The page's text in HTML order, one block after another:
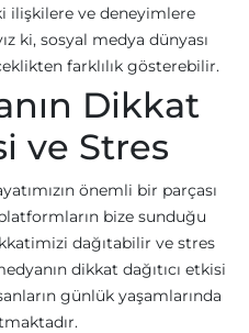
ilişkilere ve deneyimlere
ki, sosyal medya dünyası
farklılık gösterebilir.
Dikkat
ve Stres
önemli bir parçası
bize sunduğu
dağıtabilir ve stres
dikkat dağıtıcı etkisi
günlük yaşamlarında